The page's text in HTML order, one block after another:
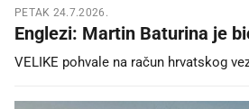
PETAK 24.7.2026.
Englezi: Martin Baturina je
VELIKE pohvale na račun hrvatskog